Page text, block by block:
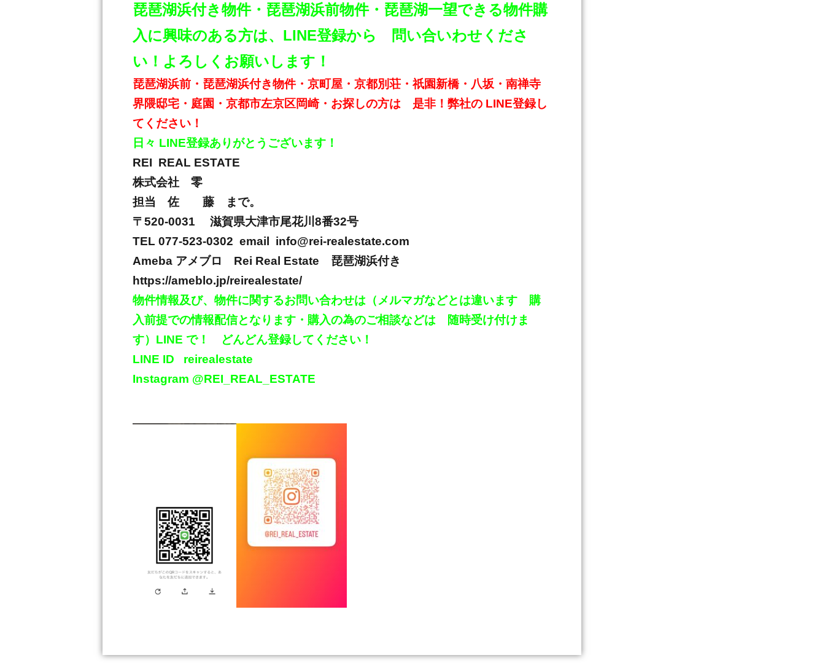
琵琶湖浜付き物件・琵琶湖浜前物件・琵琶湖一望できる物件購
入に興味のある方は、LINE登録から 問い合いわせくださ
い！よろしくお願いします！
琵琶湖浜前・琵琶湖浜付き物件・京町屋・京都別荘・祇園新橋・八坂・南禅寺
界隈邸宅・庭園・京都市左京区岡崎・お探しの方は 是非！弊社の LINE登録し
てください！
日々 LINE登録ありがとうございます！
REI REAL ESTATE
株式会社 零
担当 佐 藤 まで。
〒520-0031 滋賀県大津市尾花川 8番32号
TEL 077-523-0302 email info@rei-realestate.com
Ameba アメブロ Rei Real Estate 琵琶湖浜付き
https://ameblo.jp/reirealestate/
物件情報及び、物件に関するお問い合わせは（メルマガなどとは違います 購
入前提での情報配信となります・購入の為のご相談などは 随時受け付けま
す） LINE で！ どんどん登録してください！
LINE ID reirealestate
Instagram @REI_REAL_ESTATE